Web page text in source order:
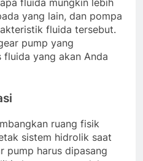
fluida mungkin lebih
yang lain, dan pompa
fluida tersebut.
pump yang
yang akan Anda
ruang fisik
sistem hidrolik saat
pump harus dipasang